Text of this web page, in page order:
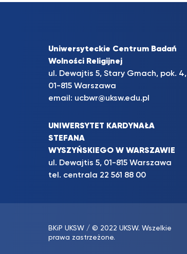
Uniwersyteckie Centrum Badań
Wolności Religijnej
ul. Dewajtis 5, Stary Gmach, pok. 4,
01-815 Warszawa
email: ucbwr@uksw.edu.pl
UNIWERSYTET KARDYNAŁA
STEFANA
WYSZYŃSKIEGO W WARSZAWIE
ul. Dewajtis 5, 01-815 Warszawa
tel. centrala 22 561 88 00
BKiP UKSW / © 2022 UKSW. Wszelkie
prawa zastrzeżone.